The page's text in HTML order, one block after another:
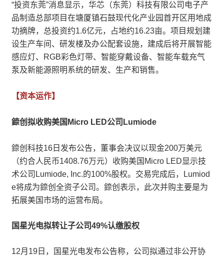
“投资东莞”消息显示，华芯（东莞）科技有限公司电子产
品制造总部项目在塘厦镇石鼓现代化产业园首开区用地成
功摘牌，总投资约1.6亿元，占地约16.23亩。项目规划建
设生产车间、研发楼及办公配套设施，建成后将开展智能
感应灯、RGB彩色灯带、智能穿戴设备、智能车载充气
泵及新能源照明系统的研发、生产和销售。
【资本运作】
錼创拟收购美国Micro LED公司Lumiode
錼创科技16日发布公告，董事会决议以现金200万美元
（约合人民币1408.76万元）收购美国Micro LED显示技
术公司Lumiode, Inc.的100%股权。交易完成后，Lumiod
e将成为錼创全资子公司。錼创表示，此次并购主要是为
拓展美国市场的运营布局。
国星光电拟转让子公司49%认缴股权
12月19日，国星光电发布公告称，公司拟通过非公开协